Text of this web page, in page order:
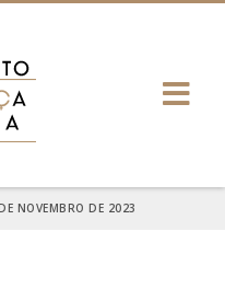
NOVEMBRO DE 2023